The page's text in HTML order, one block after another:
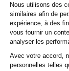
Se former
bénéficier
d’un suivi
adaptés à